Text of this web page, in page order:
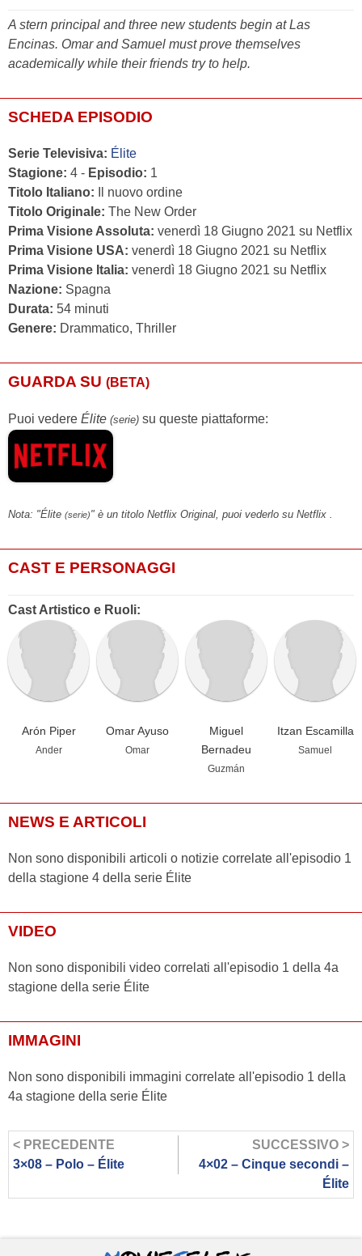
A stern principal and three new students begin at Las
Encinas. Omar and Samuel must prove themselves
academically while their friends try to help.
SCHEDA EPISODIO
Serie Televisiva: Élite
Stagione: 4 - Episodio: 1
Titolo Italiano: Il nuovo ordine
Titolo Originale: The New Order
Prima Visione Assoluta: venerdì 18 Giugno 2021 su Netflix
Prima Visione USA: venerdì 18 Giugno 2021 su Netflix
Prima Visione Italia: venerdì 18 Giugno 2021 su Netflix
Nazione: Spagna
Durata: 54 minuti
Genere: Drammatico, Thriller
GUARDA SU (BETA)
Puoi vedere Élite (serie) su queste piattaforme:
Nota: "Élite (serie)" è un titolo Netflix Original, puoi vederlo su Netflix .
CAST E PERSONAGGI
Cast Artistico e Ruoli:
Arón Piper
Ander
Omar Ayuso
Omar
Miguel
Bernadeu
Guzmán
Itzan Escamilla
Samuel
NEWS E ARTICOLI
Non sono disponibili articoli o notizie correlate all'episodio 1
della stagione 4 della serie Élite
VIDEO
Non sono disponibili video correlati all'episodio 1 della 4a
stagione della serie Élite
IMMAGINI
Non sono disponibili immagini correlate all'episodio 1 della
4a stagione della serie Élite
< PRECEDENTE
3×08 – Polo – Élite
SUCCESSIVO >
4×02 – Cinque secondi –
Élite